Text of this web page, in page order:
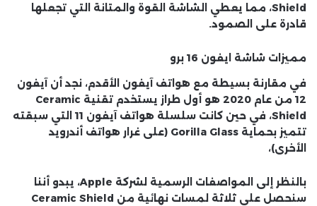
Shield، مما يعطي الشاشة القوة والمتانة التي تجعلها
قادرة على الصمود.
مميزات شاشة ايفون 16 برو
في مقارنة بسيطة مع هواتف آيفون الأقدم، نجد أن آيفون
12 من عام 2020 هو أول طراز يستخدم تقنية Ceramic
Shield، في حين كانت سلسلة هواتف آيفون 11 التي سبقته
تتميز بحماية Gorilla Glass (على غرار هواتف أندرويد
الأخرى)،
بالنظر إلى المواصفات الرسمية لشركة Apple، يبدو أننا
سنحصل على ثلاثة لمسات نهائية من Ceramic Shield